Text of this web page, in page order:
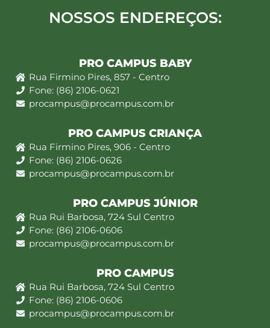
NOSSOS ENDEREÇOS:
PRO CAMPUS BABY
Rua Firmino Pires, 857 - Centro
Fone: (86) 2106-0621
procampus@procampus.com.br
PRO CAMPUS CRIANÇA
Rua Firmino Pires, 906 - Centro
Fone: (86) 2106-0626
procampus@procampus.com.br
PRO CAMPUS JÚNIOR
Rua Rui Barbosa, 724 Sul Centro
Fone: (86) 2106-0606
procampus@procampus.com.br
PRO CAMPUS
Rua Rui Barbosa, 724 Sul Centro
Fone: (86) 2106-0606
procampus@procampus.com.br